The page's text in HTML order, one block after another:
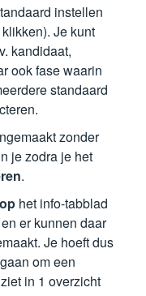
instellen
Je kunt
kandidaat,
ook fase waarin
standaard
zonder
je zodra je het
.
op het info-tabblad
en er kunnen daar
Je hoeft dus
om een
in 1 overzicht